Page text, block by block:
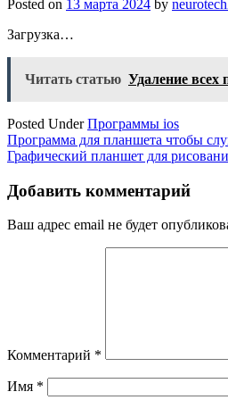
Posted on 13 марта 2024 by
Загрузка…
Читать статью Удаление всех
Posted UnderПрограммы ios
Навигация
по
записям
Программа для планшета чтобы
Графический планшет для
Добавить комментарий
Ваш адрес email не будет
Комментарий *
Имя *